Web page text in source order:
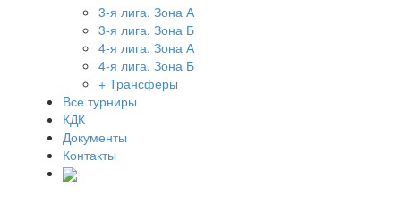
3-я лига. Зона А
3-я лига. Зона Б
4-я лига. Зона А
4-я лига. Зона Б
+ Трансферы
Все турниры
КДК
Документы
Контакты